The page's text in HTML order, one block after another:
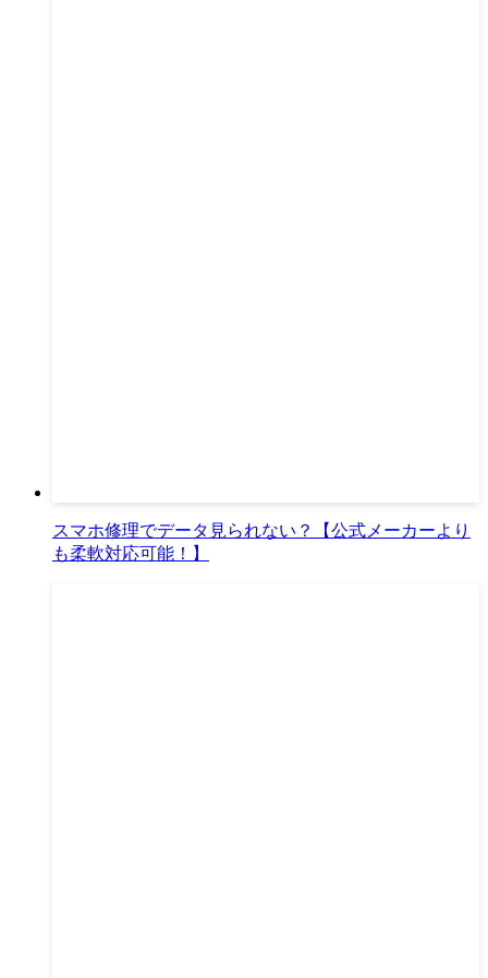
スマホ修理でデータ見られない？【公式メーカーより
も柔軟対応可能！】